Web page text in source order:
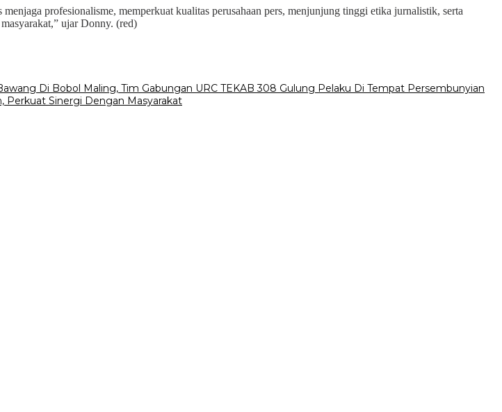
profesionalisme, memperkuat kualitas perusahaan pers, menjunjung tinggi etika jurnalistik, serta
ujar Donny. (red)
Di Bobol Maling, Tim Gabungan URC TEKAB 308 Gulung Pelaku Di Tempat Persembunyian
Perkuat Sinergi Dengan Masyarakat